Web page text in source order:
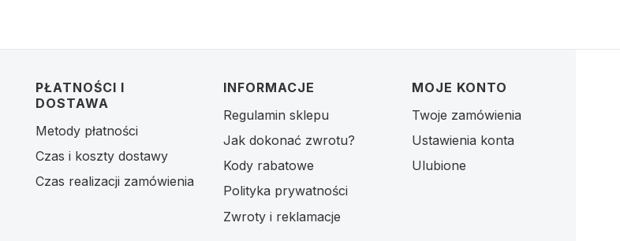
PŁATNOŚCI I
DOSTAWA
Metody płatności
Czas i koszty dostawy
Czas realizacji zamówienia
INFORMACJE
Regulamin sklepu
Jak dokonać zwrotu?
Kody rabatowe
Polityka prywatności
Zwroty i reklamacje
MOJE KONTO
Twoje zamówienia
Ustawienia konta
Ulubione